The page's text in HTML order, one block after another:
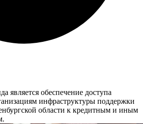
является обеспечение доступа
инфраструктуры поддержки
области к кредитным и иным